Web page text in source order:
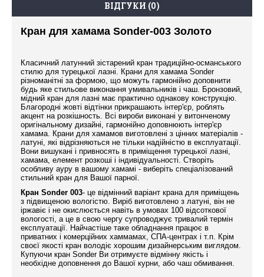
ВІДГУКИ (0)
Кран для хамама Sonder-003 Золото
Класичний латунний зістарений кран традиційно-османського
стилю для турецької лазні. Крани для хамама Sonder
різноманітні за формою, що можуть гармонійно доповнити
будь яке стильове виконання умивальників і чаш. Бронзовий,
мідний кран для лазні має практично однакову конструкцію.
Благородні жовті відтінки прикрашають інтер'єр, роблять
акцент на розкішность. Всі вироби виконані у витонченому
оригінальному дизайні, гармонійно доповнюють інтер'єр
хамама. Крани для хамамов виготовлені з цінних матеріалів -
латуні, які відрізняються не тільки надійністю в експлуатації.
Вони вишукані і привносять в приміщення турецької лазні,
хамама, елемент розкоші і індивідуальності. Створіть
особливу ауру в вашому хамамі - виберіть спеціалізований
стильний кран для Вашої парної.
Кран Sonder 003- це відмінний варіант крана для приміщень
з підвищеною вологістю. Виріб виготовлено з латуні, він не
іржавіє і не окислюється навіть в умовах 100 відсоткової
вологості, а це в свою чергу супроводжує тривалий термін
експлуатації. Найчастіше таке обладнання працює в
приватних і комерційних хаммамах, СПА-центрах і т.п. Крім
своєї якості кран володіє хорошим дизайнерським виглядом.
Купуючи кран Sonder Ви отримуєте відмінну якість і
необхідне доповнення до Вашої курни, або чаш обмивання.